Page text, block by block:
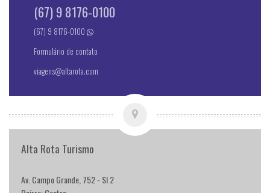
(67) 9 8176-0100
(67) 9 8176-0100
Formulário de contato
viagens@altarota.com
Alta Rota Turismo
Av. Campo Grande, 752 - Sl 2